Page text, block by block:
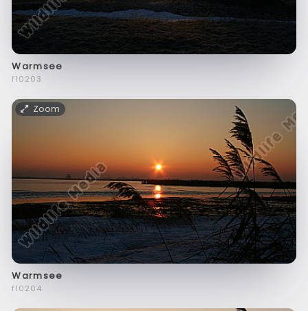
Warmsee
f10203
Zoom
Warmsee
f10204